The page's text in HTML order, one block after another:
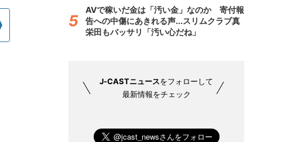
AVで稼いだ金は「汚い金」なのか 寄付報
告への中傷にあきれる声...スリムクラブ真
栄田もバッサリ「汚い心だね」
J-CASTニュースをフォローして
最新情報をチェック